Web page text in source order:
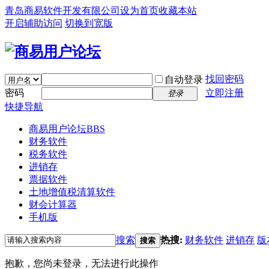
青岛商易软件开发有限公司 设为首页收藏本站
开启辅助访问 切换到宽版
自动登录 找回密码
密码
登录
立即注册
快捷导航
商易用户论坛BBS
财务软件
税务软件
进销存
票据软件
土地增值税清算软件
财会计算器
手机版
搜索 搜索 热搜: 财务软件 进销存 版
抱歉，您尚未登录，无法进行此操作